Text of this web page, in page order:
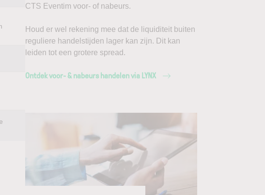
CTS Eventim voor- of nabeurs.
Houd er wel rekening mee dat de liquiditeit buiten
reguliere handelstijden lager kan zijn. Dit kan
leiden tot een grotere spread.
Ontdek voor- & nabeurs handelen via LYNX